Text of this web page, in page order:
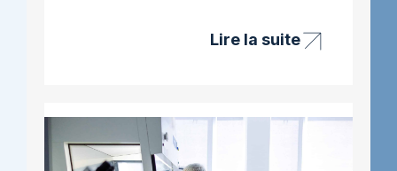
Lire la suite
Projet
contre